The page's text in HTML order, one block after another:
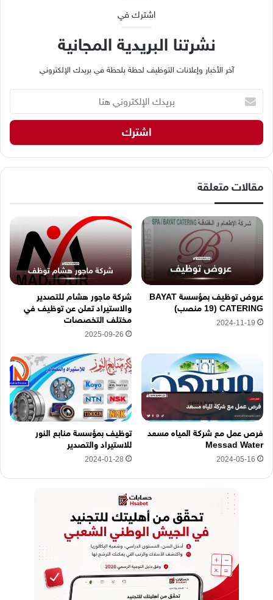
اشترك في
نشرتنا البريدية المجانية
آخر الأخبار وإعلانات التوظيف لحظة بلحظة في بريدك الإلكتروني
ي
ك
ا
إ
ت
ر
ي
ه
ن
ا
مقالات متعلقة
عروض توظيف بمؤسسة BAYAT
CATERING (19 منصب)
2024-11-19
شركة ماجور هشام للتصدير
والاستيراد تعلن عن توظيف في
مختلف التخصصات
2025-09-26
فرص عمل مع شركة المياه مسعد
Messad Water
2024-05-16
توظيف بمؤسسة منابع النور
للاستيراد والتصدير
2024-01-28